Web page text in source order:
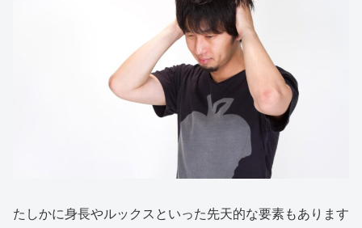
たしかに身長やルックスといった先天的な要素もあります